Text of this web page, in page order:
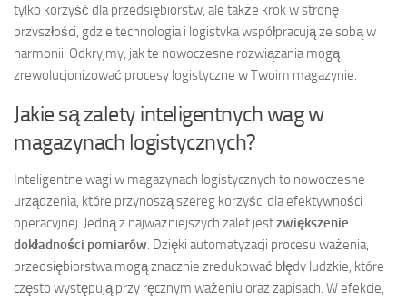
tylko korzyść dla przedsiębiorstw, ale także krok w stronę
przyszłości, gdzie technologia i logistyka współpracują ze sobą w
harmonii. Odkryjmy, jak te nowoczesne rozwiązania mogą
zrewolucjonizować procesy logistyczne w Twoim magazynie.
Jakie są zalety inteligentnych wag w
magazynach logistycznych?
Inteligentne wagi w magazynach logistycznych to nowoczesne
urządzenia, które przynoszą szereg korzyści dla efektywności
operacyjnej. Jedną z najważniejszych zalet jestzwiększenie
dokładności pomiarów. Dzięki automatyzacji procesu ważenia,
przedsiębiorstwa mogą znacznie zredukować błędy ludzkie, które
często występują przy ręcznym ważeniu oraz zapisach. W efekcie,